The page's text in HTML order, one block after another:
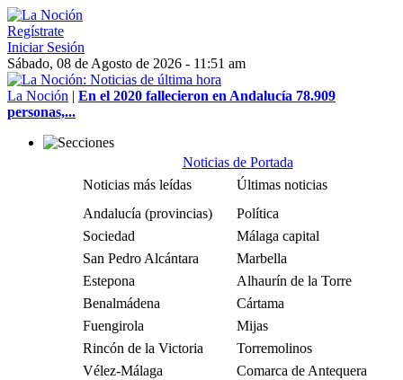
Regístrate
Iniciar Sesión
Sábado, 08 de Agosto de 2026 - 11:51 am
La Noción | En el 2020 fallecieron en Andalucía 78.909
personas,...
Noticias de Portada
Noticias más leídas
Últimas noticias
Andalucía (provincias)
Política
Sociedad
Málaga capital
San Pedro Alcántara
Marbella
Estepona
Alhaurín de la Torre
Benalmádena
Cártama
Fuengirola
Mijas
Rincón de la Victoria
Torremolinos
Vélez-Málaga
Comarca de Antequera